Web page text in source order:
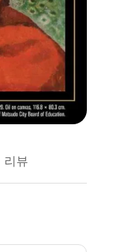
리뷰